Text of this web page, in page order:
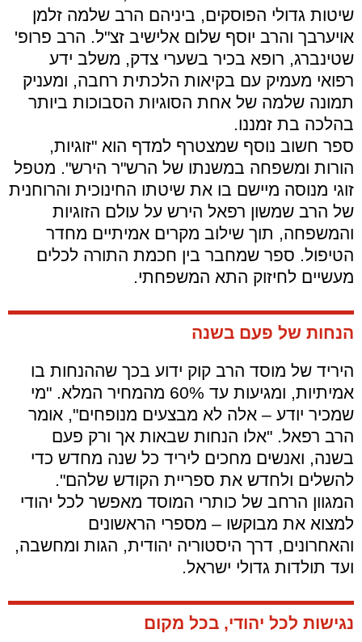
שיטות גדולי הפוסקים, ביניהם הרב שלמה זלמן
אויערבך והרב יוסף שלום אלישיב זצ"ל. הרב פרופ'
שטינברג, רופא בכיר בשערי צדק, משלב ידע
רפואי מעמיק עם בקיאות הלכתית רחבה, ומעניק
תמונה שלמה של אחת הסוגיות הסבוכות ביותר
בהלכה בת זמננו.
ספר חשוב נוסף שמצטרף למדף הוא "זוגיות,
הורות ומשפחה במשנתו של הרש"ר הירש". מטפל
זוגי מנוסה מיישם בו את שיטתו החינוכית והרוחנית
של הרב שמשון רפאל הירש על עולם הזוגיות
והמשפחה, תוך שילוב מקרים אמיתיים מחדר
הטיפול. ספר שמחבר בין חכמת התורה לכלים
מעשיים לחיזוק התא המשפחתי.
הנחות של פעם בשנה
היריד של מוסד הרב קוק ידוע בכך שההנחות בו
אמיתיות, ומגיעות עד 60% מהמחיר המלא. "מי
שמכיר יודע – אלה לא מבצעים מנופחים", אומר
הרב רפאל. "אלו הנחות שבאות אך ורק פעם
בשנה, ואנשים מחכים ליריד כל שנה מחדש כדי
להשלים ולחדש את ספריית הקודש שלהם".
המגוון הרחב של כותרי המוסד מאפשר לכל יהודי
למצוא את מבוקשו – מספרי הראשונים
והאחרונים, דרך היסטוריה יהודית, הגות ומחשבה,
ועד תולדות גדולי ישראל.
נגישות לכל יהודי, בכל מקום